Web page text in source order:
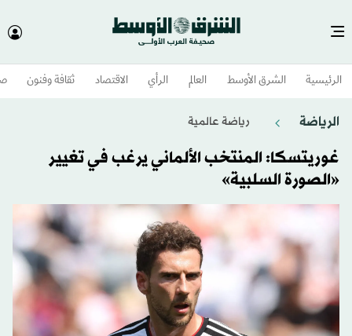
الرئيسية الشرق الأوسط​ العالم الرأي الاقتصاد ثقافة وفنون
الرياضة رياضة عالمية
غوريتسكا: المنتخب الألماني يرغب في تغيير
«الصورة السلبية»